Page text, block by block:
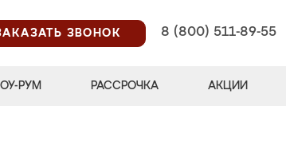
ЗВОНОК
8 (800) 511-89-55
РУМ РАССРОЧКА АКЦИИ